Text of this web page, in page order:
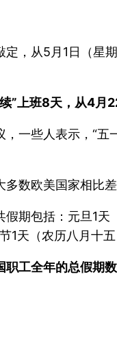
定，从5月1日（星
”上班8天，从4月
一些人表示，“
数欧美国家相比差
期包括：元旦1
1天（农历八月十
工全年的总假期